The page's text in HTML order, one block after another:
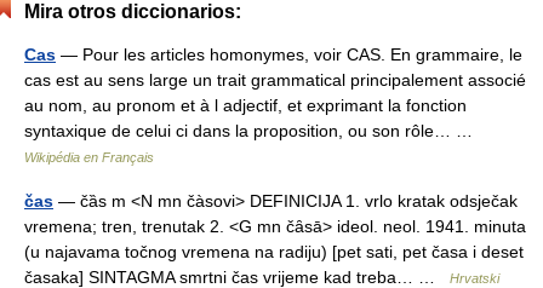
Mira otros diccionarios:
Cas — Pour les articles homonymes, voir CAS. En grammaire, le
cas est au sens large un trait grammatical principalement associé
au nom, au pronom et à l adjectif, et exprimant la fonction
syntaxique de celui ci dans la proposition, ou son rôle… …
Wikipédia en Français
čas — čȁs m <N mn čàsovi> DEFINICIJA 1. vrlo kratak odsječak
vremena; tren, trenutak 2. <G mn čȃsā> ideol. neol. 1941. minuta
(u najavama točnog vremena na radiju) [pet sati, pet časa i deset
časaka] SINTAGMA smrtni čas vrijeme kad treba… …
Hrvatski